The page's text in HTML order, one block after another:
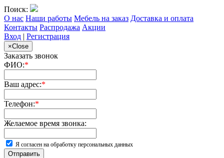
Поиск:
О нас Наши работы Мебель на заказ Доставка и оплата
Контакты Распродажа Акции
Вход | Регистрация
×Close
Заказать звонок
ФИО:*
Ваш адрес:*
Телефон:*
Желаемое время звонка:
Я согласен на обработку персональных данных
Отправить